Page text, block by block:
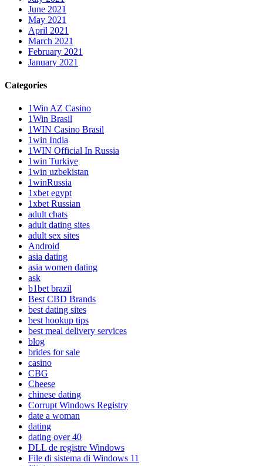
June 2021
May 2021
April 2021
March 2021
February 2021
January 2021
Categories
1Win AZ Casino
1Win Brasil
1WIN Casino Brasil
1win India
1WIN Official In Russia
1win Turkiye
1win uzbekistan
1winRussia
1xbet egypt
1xbet Russian
adult chats
adult dating sites
adult sex sites
Android
asia dating
asia women dating
ask
b1bet brazil
Best CBD Brands
best dating sites
best hookup tips
best meal delivery services
blog
brides for sale
casino
CBG
Cheese
chinese dating
Corrupt Windows Registry
date a woman
dating
dating over 40
DLL de registre Windows
File di sistema di Windows 11